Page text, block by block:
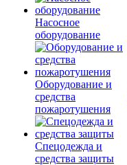
Насосное
оборудование
Оборудование и
средства
пожаротушения
Спецодежда и
средства защиты